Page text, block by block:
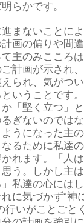
らかです。
まないことに
画の偏りや間違
主のみこころ
計画が示され
られ、気がつ
いうことです
「堅く立つ」
ぎないのでは
うになった主
るために私達
れます。「人
う。しかし主
私達の心には
に気づかず“神
行いがことごと